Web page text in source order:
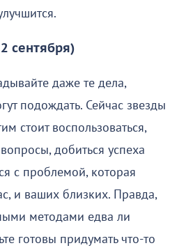
сентября)
даже те дела,
подождать. Сейчас звезды
стоит воспользоваться,
добиться успеха
с проблемой, которая
и ваших близких. Правда,
методами едва ли
готовы придумать что-то